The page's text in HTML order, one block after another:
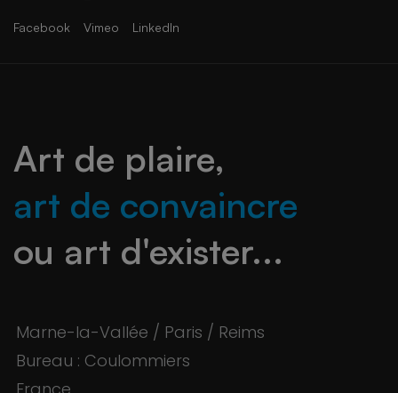
Facebook Vimeo LinkedIn
Art de plaire,
art de convaincre
ou art d'exister...
Marne-la-Vallée / Paris / Reims
Bureau : Coulommiers